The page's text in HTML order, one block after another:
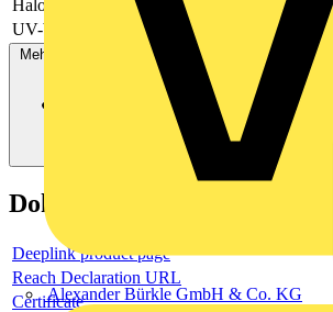
Alexander Bürkle GmbH & Co. KG
Halogenfrei
Nein
UV-beständig
Nein
Mehr anzeigen
Dokumente
Deeplink product page
Reach Declaration URL
Certificate